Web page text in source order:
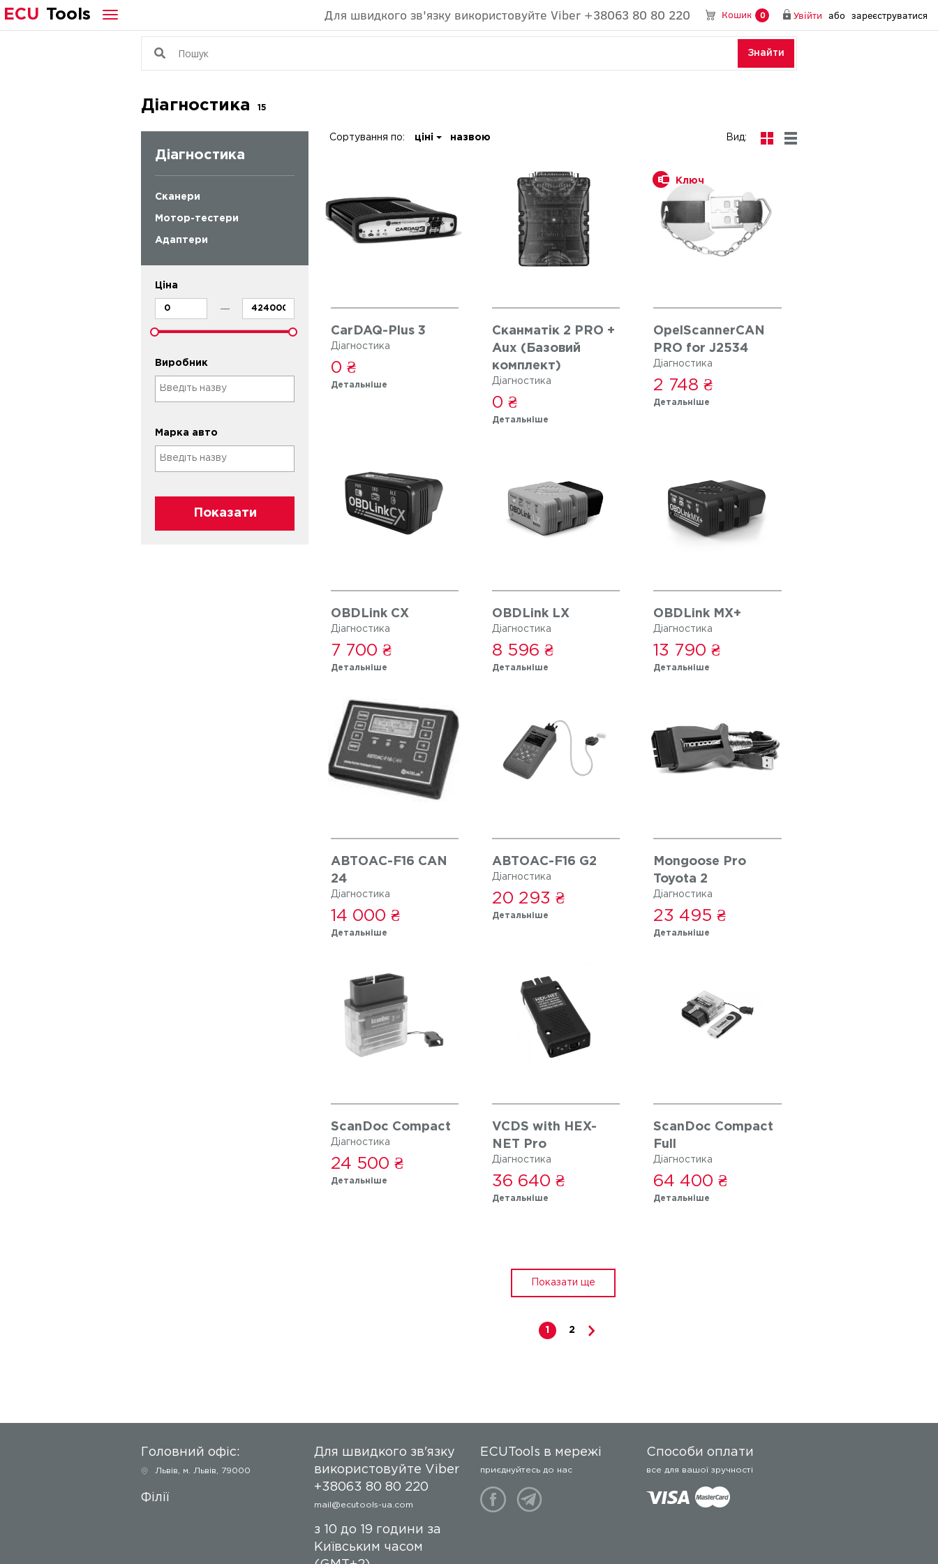
ECU Tools Для швидкого зв'язку використовуйте Viber +38063 80 80 220 Кошик 0 Увійти або зареєструватися
Знайти
Діагностика 15
Діагностика
Сканери
Мотор-тестери
Адаптери
Ціна
Виробник
Марка авто
Сортування по: ціні назвою Вид:
CarDAQ-Plus 3
Діагностика
0 ₴
Детальніше
Сканматік 2 PRO +
Aux (Базовий
комплект)
Діагностика
0 ₴
Детальніше
Ключ
OpelScannerCAN
PRO for J2534
Діагностика
2 748 ₴
Детальніше
OBDLink СX
Діагностика
7 700 ₴
Детальніше
OBDLink LX
Діагностика
8 596 ₴
Детальніше
OBDLink MX+
Діагностика
13 790 ₴
Детальніше
АВТОАС-F16 CAN
24
Діагностика
14 000 ₴
Детальніше
АВТОАС-F16 G2
Діагностика
20 293 ₴
Детальніше
Mongoose Pro
Toyota 2
Діагностика
23 495 ₴
Детальніше
ScanDoc Compact
Діагностика
24 500 ₴
Детальніше
VCDS with HEX-
NET Pro
Діагностика
36 640 ₴
Детальніше
ScanDoc Compact
Full
Діагностика
64 400 ₴
Детальніше
Показати ще
1 2
Головний офіс:
Львів м. Львів, 79000
Філії
Для швидкого зв'язку
використовуйте Viber
+38063 80 80 220
mail@ecutools-ua.com
з 10 до 19 години за
Київським часом
ECUTools в мережі
приєднуйтесь до нас
Способи оплати
все для вашої зручності